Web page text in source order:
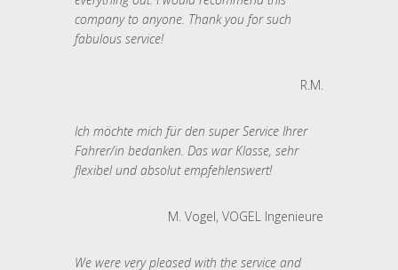
company to anyone. Thank you for such
fabulous service!
R.M.
Ich möchte mich für den super Service Ihrer
Fahrer/in bedanken. Das war Klasse, sehr
flexibel und absolut empfehlenswert!
M. Vogel, VOGEL Ingenieure
We were very pleased with the service and